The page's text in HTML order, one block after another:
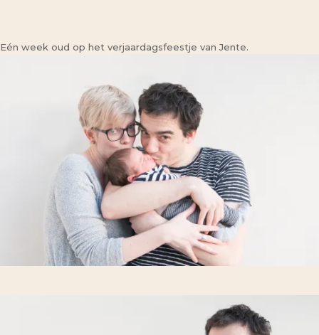
Eén week oud op het verjaardagsfeestje van Jente.